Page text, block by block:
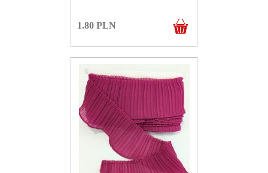
1.80 PLN